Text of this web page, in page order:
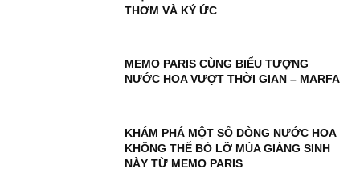
THƠM VÀ KÝ ỨC
MEMO PARIS CÙNG BIỂU TƯỢNG
NƯỚC HOA VƯỢT THỜI GIAN – MARFA
KHÁM PHÁ MỘT SỐ DÒNG NƯỚC HOA
KHÔNG THỂ BỎ LỠ MÙA GIÁNG SINH
NÀY TỪ MEMO PARIS